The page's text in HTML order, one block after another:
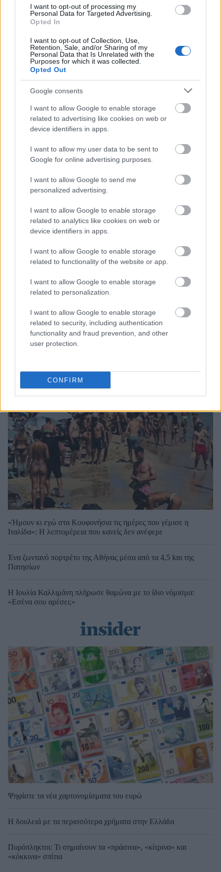
I want to opt-out of processing my
Personal Data for Targeted Advertising.
Opted In
I want to opt-out of Collection, Use,
Retention, Sale, and/or Sharing of my
Personal Data that Is Unrelated with the
Purposes for which it was collected.
Opted Out
Google consents
I want to allow Google to enable storage
related to advertising like cookies on web or
device identifiers in apps.
I want to allow my user data to be sent to
Google for online advertising purposes.
I want to allow Google to send me
personalized advertising.
I want to allow Google to enable storage
related to analytics like cookies on web or
device identifiers in apps.
I want to allow Google to enable storage
related to functionality of the website or app.
I want to allow Google to enable storage
related to personalization.
I want to allow Google to enable storage
related to security, including authentication
functionality and fraud prevention, and other
user protection.
CONFIRM
BEST OF INTERNET
Μάριους Κράιγκερ Λιντ: Ο ποδοσφαιριστής που παίζει στο
Conference χωρίς δεξί χέρι (vid)!
Τζέφρι Μονκαντά: Ποιος είναι ο «εγκέφαλος» που εμπιστεύτηκε
ο Βαγγέλης Μαρινάκης
ΣΕΦ: Επαναπροκηρύσσεται η ενεργειακή αναβάθμιση - Γιατί
ακυρώθηκε ο πρώτος διαγωνισμός
«Ήμουν κι εγώ στα Κουφονήσια τις ημέρες που γέμισε η
Ιταλίδα»: Η λεπτομέρεια που κανείς δεν ανέφερε
Ένα ζωντανό πορτρέτο της Αθήνας μέσα από τα 4,5 km της
Πατησίων
Η Ιουλία Καλλιμάνη πλήρωσε θαμώνα με το ίδιο νόμισμα:
«Εσένα σου αρέσει;»
Ψηφίστε τα νέα χαρτονομίσματα του ευρώ
Η δουλειά με τα περισσότερα χρήματα στην Ελλάδα
Πυρόπληκτοι: Τι σημαίνουν τα «πράσινα», «κίτρινα» και
«κόκκινα» σπίτια